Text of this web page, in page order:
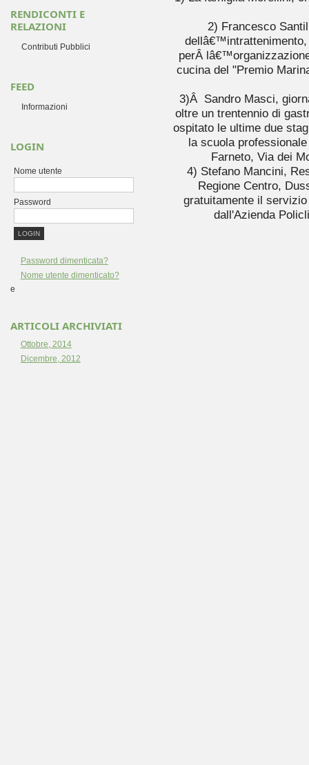
2) Francesco
perÂ
cucina del "Premio
3)Â Sandro Masci,
oltre un trentennio di
ospitato le ultime due
la scuola
Farneto, Via dei
4) Stefano Mancini,
Regione Centro,
gratuitamente il
dall'Azienda
RENDICONTI E
RELAZIONI
Contributi Pubblici
FEED
Informazioni
LOGIN
Nome utente
Password
Password dimenticata?
Nome utente dimenticato?
e
ARTICOLI ARCHIVIATI
Ottobre, 2014
Dicembre, 2012